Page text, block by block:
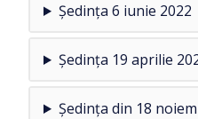
Ședința 6 iunie 2022
Ședința 19 aprilie
Ședința din 18